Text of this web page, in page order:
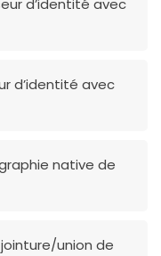
d’identité avec
d’identité avec
native de
union de